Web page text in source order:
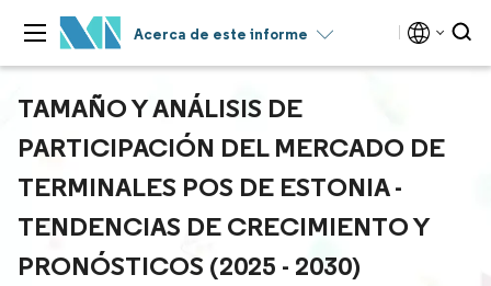
Acerca de este informe
TAMAÑO Y ANÁLISIS DE
PARTICIPACIÓN DEL MERCADO DE
TERMINALES POS DE ESTONIA -
TENDENCIAS DE CRECIMIENTO Y
PRONÓSTICOS (2025 - 2030)